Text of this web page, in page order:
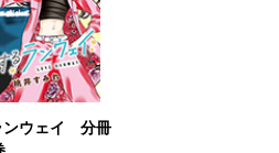
ンウェイ 分冊